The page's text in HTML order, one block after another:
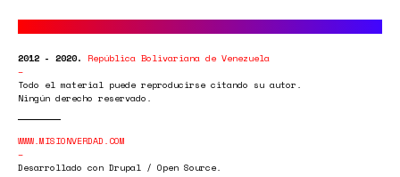
2012 - 2020. República Bolivariana de Venezuela
Todo el material puede reproducirse citando su autor.
Ningún derecho reservado.
WWW.MISIONVERDAD.COM
Desarrollado con Drupal / Open Source.